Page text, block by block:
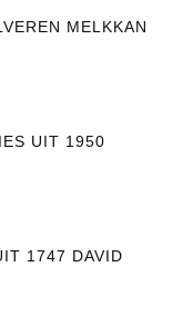
MELKKAN
UIT 1950
1747 DAVID